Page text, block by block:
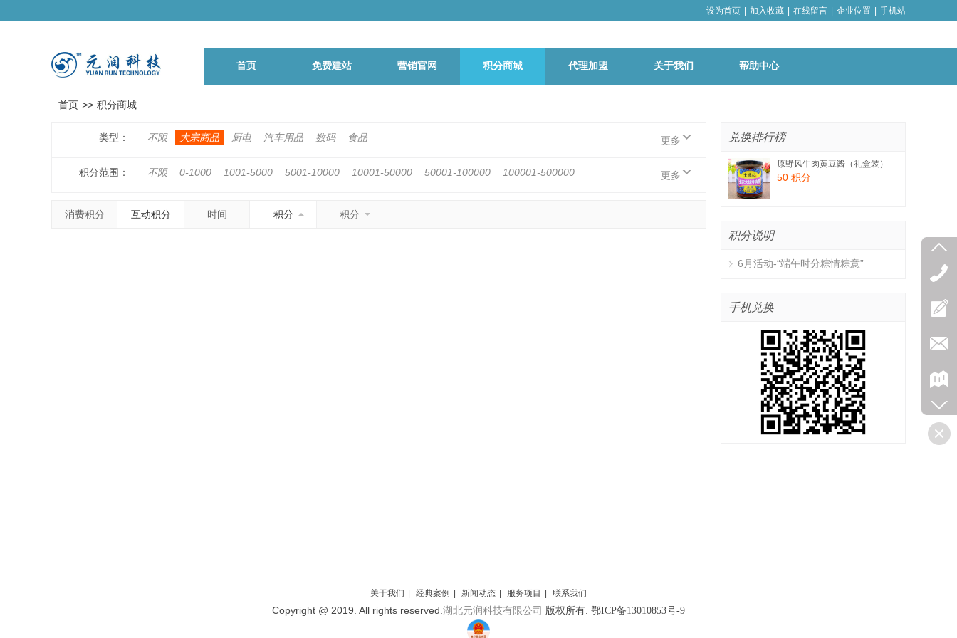
首页 免费建站 营销官网 积分商城 代理加盟 关于我们 帮助中心
设为首页 加入收藏 在线留言 企业位置 手机站
首页 >> 积分商城
类型： 不限 大宗商品 厨电 汽车用品 数码 食品 更多
积分范围： 不限 0-1000 1001-5000 5001-10000 10001-50000 50001-100000
100001-500000
更多
消费积分 互动积分 时间 积分 积分
兑换排行榜
原野风牛肉黄豆酱（礼盒装）
50 积分
积分说明
6月活动-“端午时分粽情粽意”
手机兑换
关于我们 经典案例 新闻动态 服务项目 联系我们
Copyright @ 2019. All rights reserved. 湖北元润科技有限公司 版权所有. 鄂ICP备13010853号-9